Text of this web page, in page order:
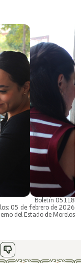
Boletín 05118
05 de febrero de 2026
del Estado de Morelos